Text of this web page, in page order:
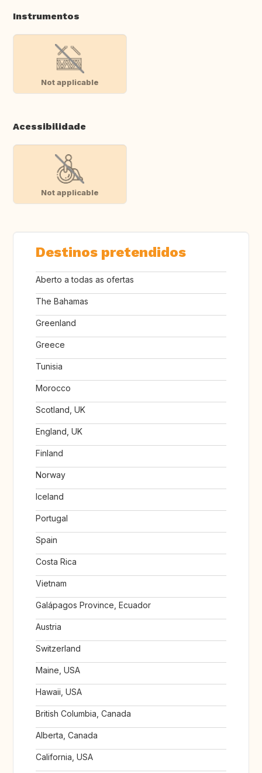
Instrumentos
Not applicable
Acessibilidade
Not applicable
Destinos pretendidos
Aberto a todas as ofertas
The Bahamas
Greenland
Greece
Tunisia
Morocco
Scotland, UK
England, UK
Finland
Norway
Iceland
Portugal
Spain
Costa Rica
Vietnam
Galápagos Province, Ecuador
Austria
Switzerland
Maine, USA
Hawaii, USA
British Columbia, Canada
Alberta, Canada
California, USA